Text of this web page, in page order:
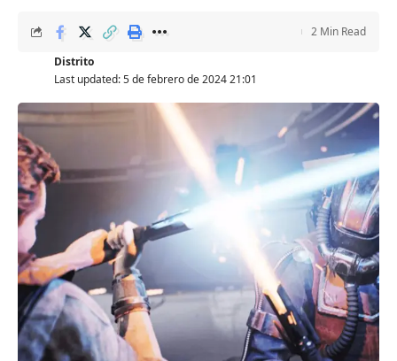
Last updated: 5 de febrero de 2024 21:01
Distrito
2 Min Read